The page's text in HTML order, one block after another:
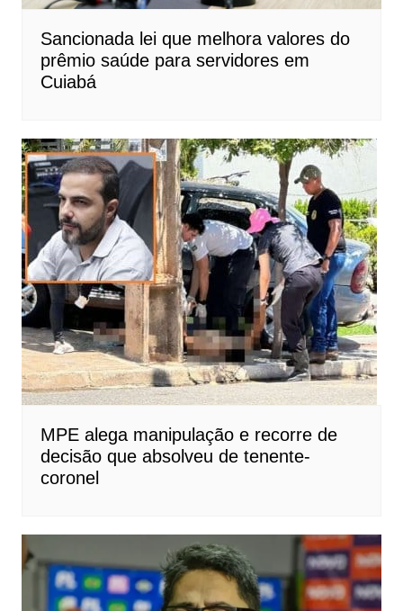
Sancionada lei que melhora valores do
prêmio saúde para servidores em
Cuiabá
MPE alega manipulação e recorre de
decisão que absolveu de tenente-
coronel